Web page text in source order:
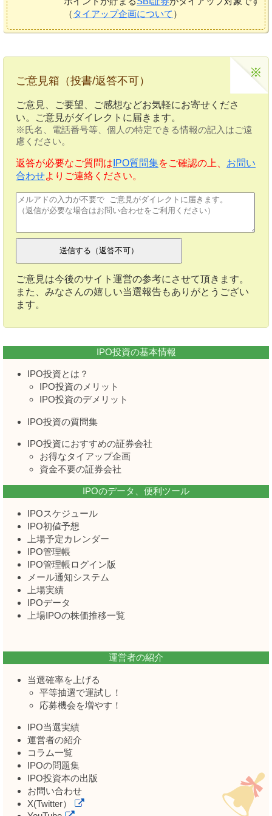
（ タイアップ企画について ）
ご意見箱（投書/返答不可）
ご意見、ご要望、ご感想などお気軽にお寄せくださ
い。ご意見がダイレクトに届きます。
※氏名、電話番号等、個人の特定できる情報の記入はご遠
慮ください。
返答が必要なご質問は IPO質問集をご確認の上、 お問い
合わせよりご連絡ください。
ご意見は今後のサイト運営の参考にさせて頂きます。
また、みなさんの嬉しい当選報告もありがとうござい
ます。
IPO投資の基本情報
IPO投資とは？
IPO投資のメリット
IPO投資のデメリット
IPO投資の質問集
IPO投資におすすめの証券会社
お得なタイアップ企画
資金不要の証券会社
IPOのデータ、便利ツール
IPOスケジュール
IPO初値予想
上場予定カレンダー
IPO管理帳
IPO管理帳ログイン版
メール通知システム
上場実績
IPOデータ
上場IPOの株価推移一覧
運営者の紹介
当選確率を上げる
平等抽選で運試し！
応募機会を増やす！
IPO当選実績
運営者の紹介
コラム一覧
IPOの問題集
IPO投資本の出版
お問い合わせ
X(Twitter）